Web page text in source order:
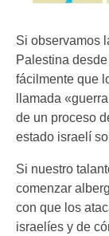
Si observamos
Palestina
fácilmente que
llamada
de un proceso
estado israelí
Si nuestro
comenzar
con que los
israelíes y de